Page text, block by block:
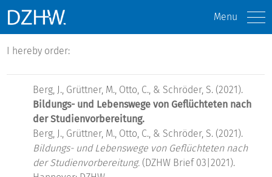
Menu
I hereby order:
Berg, J., Grüttner, M., Otto, C., & Schröder, S. (2021).
Bildungs- und Lebenswege von Geflüchteten nach
der Studienvorbereitung.
Berg, J., Grüttner, M., Otto, C., & Schröder, S. (2021).
Bildungs- und Lebenswege von Geflüchteten nach
der Studienvorbereitung. (DZHW Brief 03|2021).